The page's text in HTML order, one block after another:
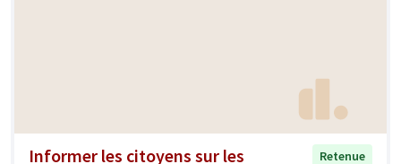
Informer les citoyens sur les
Retenue